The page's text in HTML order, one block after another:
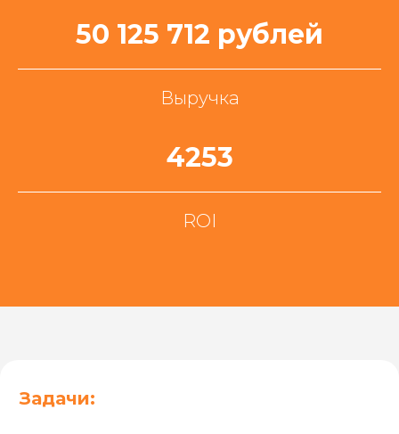
50 125 712 рублей
Выручка
4253
ROI
Задачи: